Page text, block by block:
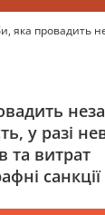
яка провадить
у разі
та витрат
санкції